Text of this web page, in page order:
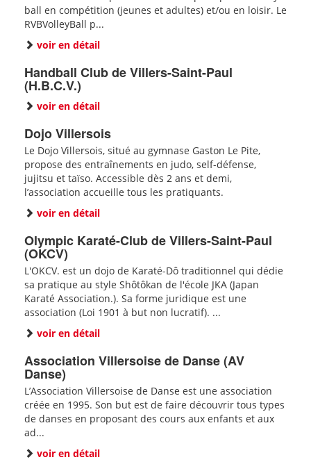
ball en compétition (jeunes et adultes) et/ou en loisir. Le
RVBVolleyBall p...
voir en détail
Handball Club de Villers-Saint-Paul
(H.B.C.V.)
voir en détail
Dojo Villersois
Le Dojo Villersois, situé au gymnase Gaston Le Pite,
propose des entraînements en judo, self-défense,
jujitsu et taïso. Accessible dès 2 ans et demi,
l’association accueille tous les pratiquants.
voir en détail
Olympic Karaté-Club de Villers-Saint-Paul
(OKCV)
L'OKCV. est un dojo de Karaté-Dô traditionnel qui dédie
sa pratique au style Shôtôkan de l'école JKA (Japan
Karaté Association.). Sa forme juridique est une
association (Loi 1901 à but non lucratif). ...
voir en détail
Association Villersoise de Danse (AV
Danse)
L’Association Villersoise de Danse est une association
créée en 1995. Son but est de faire découvrir tous types
de danses en proposant des cours aux enfants et aux
ad...
voir en détail